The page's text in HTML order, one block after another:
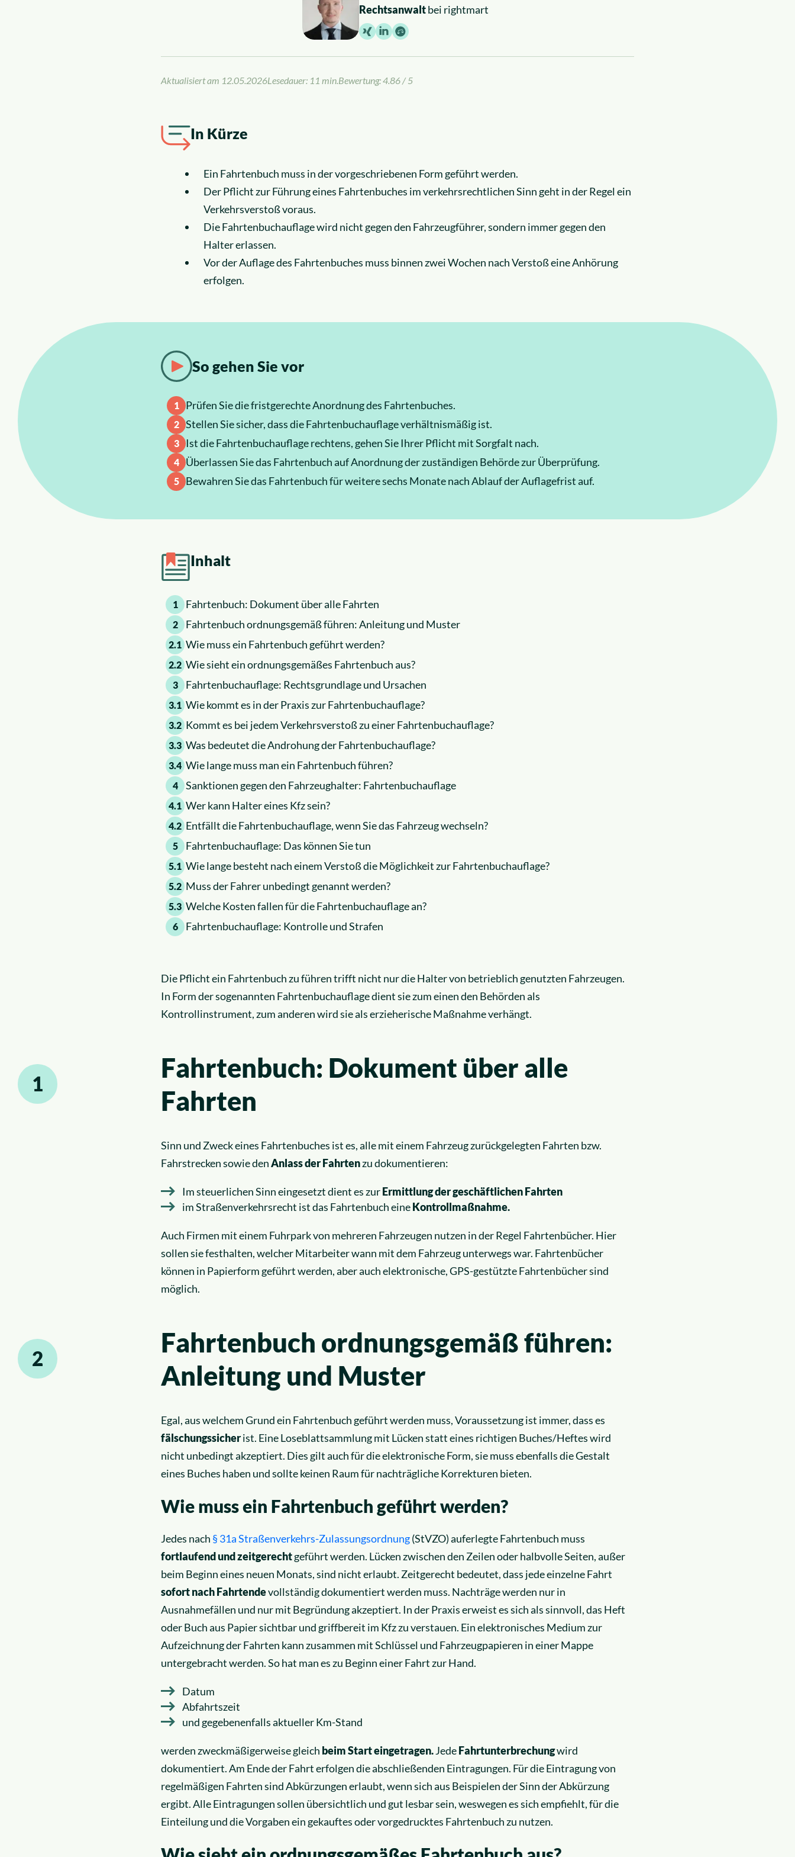
Rechtsanwaltbei rightmart
Aktualisiert am 12.05.2026Lesedauer: 11 min.Bewertung: 4.86 / 5
In Kürze
Ein Fahrtenbuch muss in der vorgeschriebenen Form geführt werden.
Der Pflicht zur Führung eines Fahrtenbuches im verkehrsrechtlichen Sinn geht in der Regel ein
Verkehrsverstoß voraus.
Die Fahrtenbuchauflage wird nicht gegen den Fahrzeugführer, sondern immer gegen den
Halter erlassen.
Vor der Auflage des Fahrtenbuches muss binnen zwei Wochen nach Verstoß eine Anhörung
erfolgen.
So gehen Sie vor
Prüfen Sie die fristgerechte Anordnung des Fahrtenbuches.
Stellen Sie sicher, dass die Fahrtenbuchauflage verhältnismäßig ist.
Ist die Fahrtenbuchauflage rechtens, gehen Sie Ihrer Pflicht mit Sorgfalt nach.
Überlassen Sie das Fahrtenbuch auf Anordnung der zuständigen Behörde zur Überprüfung.
Bewahren Sie das Fahrtenbuch für weitere sechs Monate nach Ablauf der Auflagefrist auf.
Inhalt
1 Fahrtenbuch: Dokument über alle Fahrten
2 Fahrtenbuch ordnungsgemäß führen: Anleitung und Muster
2.1 Wie muss ein Fahrtenbuch geführt werden?
2.2 Wie sieht ein ordnungsgemäßes Fahrtenbuch aus?
3 Fahrtenbuchauflage: Rechtsgrundlage und Ursachen
3.1 Wie kommt es in der Praxis zur Fahrtenbuchauflage?
3.2 Kommt es bei jedem Verkehrsverstoß zu einer Fahrtenbuchauflage?
3.3 Was bedeutet die Androhung der Fahrtenbuchauflage?
3.4 Wie lange muss man ein Fahrtenbuch führen?
4 Sanktionen gegen den Fahrzeughalter: Fahrtenbuchauflage
4.1 Wer kann Halter eines Kfz sein?
4.2 Entfällt die Fahrtenbuchauflage, wenn Sie das Fahrzeug wechseln?
5 Fahrtenbuchauflage: Das können Sie tun
5.1 Wie lange besteht nach einem Verstoß die Möglichkeit zur Fahrtenbuchauflage?
5.2 Muss der Fahrer unbedingt genannt werden?
5.3 Welche Kosten fallen für die Fahrtenbuchauflage an?
6 Fahrtenbuchauflage: Kontrolle und Strafen
Die Pflicht ein Fahrtenbuch zu führen trifft nicht nur die Halter von betrieblich genutzten Fahrzeugen.
In Form der sogenannten Fahrtenbuchauflage dient sie zum einen den Behörden als
Kontrollinstrument, zum anderen wird sie als erzieherische Maßnahme verhängt.
1
Fahrtenbuch: Dokument über alle
Fahrten
Sinn und Zweck eines Fahrtenbuches ist es, alle mit einem Fahrzeug zurückgelegten Fahrten bzw.
Fahrstrecken sowie denAnlass der Fahrtenzu dokumentieren:
Im steuerlichen Sinn eingesetzt dient es zurErmittlung der geschäftlichen Fahrten
im Straßenverkehrsrecht ist das Fahrtenbuch eineKontrollmaßnahme.
Auch Firmen mit einem Fuhrpark von mehreren Fahrzeugen nutzen in der Regel Fahrtenbücher. Hier
sollen sie festhalten, welcher Mitarbeiter wann mit dem Fahrzeug unterwegs war. Fahrtenbücher
können in Papierform geführt werden, aber auch elektronische, GPS-gestützte Fahrtenbücher sind
möglich.
2
Fahrtenbuch ordnungsgemäß führen:
Anleitung und Muster
Egal, aus welchem Grund ein Fahrtenbuch geführt werden muss, Voraussetzung ist immer, dass es
fälschungssicherist. Eine Loseblattsammlung mit Lücken statt eines richtigen Buches/Heftes wird
nicht unbedingt akzeptiert. Dies gilt auch für die elektronische Form, sie muss ebenfalls die Gestalt
eines Buches haben und sollte keinen Raum für nachträgliche Korrekturen bieten.
Wie muss ein Fahrtenbuch geführt werden?
Jedes nach § 31a Straßenverkehrs-Zulassungsordnung(StVZO) auferlegte Fahrtenbuch muss
fortlaufend und zeitgerechtgeführt werden. Lücken zwischen den Zeilen oder halbvolle Seiten, außer
beim Beginn eines neuen Monats, sind nicht erlaubt. Zeitgerecht bedeutet, dass jede einzelne Fahrt
sofort nach Fahrtendevollständig dokumentiert werden muss. Nachträge werden nur in
Ausnahmefällen und nur mit Begründung akzeptiert. In der Praxis erweist es sich als sinnvoll, das Heft
oder Buch aus Papier sichtbar und griffbereit im Kfz zu verstauen. Ein elektronisches Medium zur
Aufzeichnung der Fahrten kann zusammen mit Schlüssel und Fahrzeugpapieren in einer Mappe
untergebracht werden. So hat man es zu Beginn einer Fahrt zur Hand.
Datum
Abfahrtszeit
und gegebenenfalls aktueller Km-Stand
werden zweckmäßigerweise gleich beim Start eingetragen.JedeFahrtunterbrechungwird
dokumentiert. Am Ende der Fahrt erfolgen die abschließenden Eintragungen. Für die Eintragung von
regelmäßigen Fahrten sind Abkürzungen erlaubt, wenn sich aus Beispielen der Sinn der Abkürzung
ergibt. Alle Eintragungen sollen übersichtlich und gut lesbar sein, weswegen es sich empfiehlt, für die
Einteilung und die Vorgaben ein gekauftes oder vorgedrucktes Fahrtenbuch zu nutzen.